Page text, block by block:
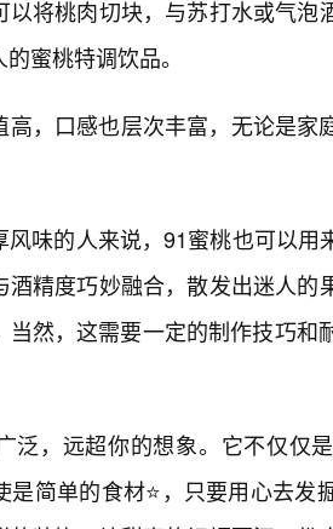
将桃肉切块，与苏打水或气泡
蜜桃特调饮品。
高，口感也层次丰富，无论是家
风味的人来说，91蜜桃也可以用
酒精度巧妙融合，散发出迷人的
当然，这需要一定的制作技巧和
泛，远超你的想象。它不仅仅
是简单的食材⭐，只要用心去发